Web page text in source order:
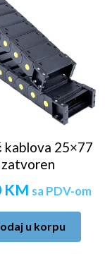
kablova 25×77
zatvoren
KM sa PDV-om
u korpu